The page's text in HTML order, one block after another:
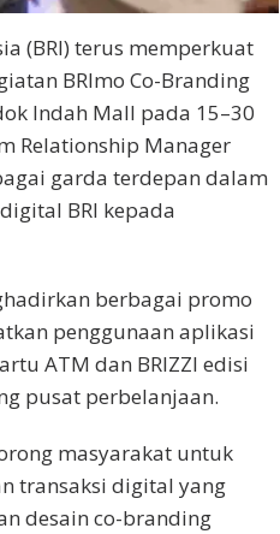
(BRI) terus memperkuat
BRImo Co-Branding
Indah Mall pada 15–30
Relationship Manager
garda terdepan dalam
BRI kepada
berbagai promo
penggunaan aplikasi
ATM dan BRIZZI edisi
pusat perbelanjaan.
masyarakat untuk
transaksi digital yang
desain co-branding